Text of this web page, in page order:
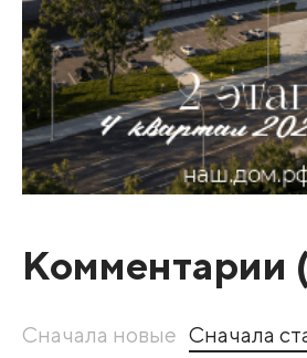
Комментарии
Сначала новые Сначала